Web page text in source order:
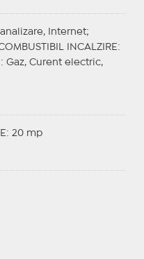
Internet;
INCALZIRE :
: Gaz, Curent electric,
20 mp